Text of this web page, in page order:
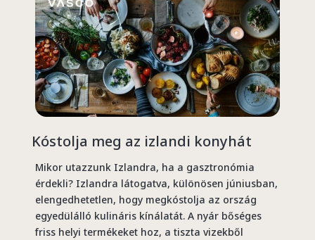
Kóstolja meg az izlandi konyhát
Mikor utazzunk Izlandra, ha a gasztronómia
érdekli? Izlandra látogatva, különösen júniusban,
elengedhetetlen, hogy megkóstolja az ország
egyedülálló kulináris kínálatát. A nyár bőséges
friss helyi termékeket hoz, a tiszta vizekből